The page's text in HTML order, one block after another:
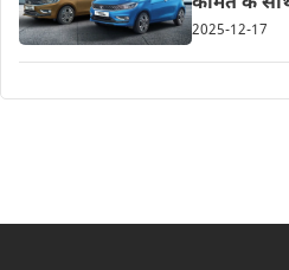
2025-12-17